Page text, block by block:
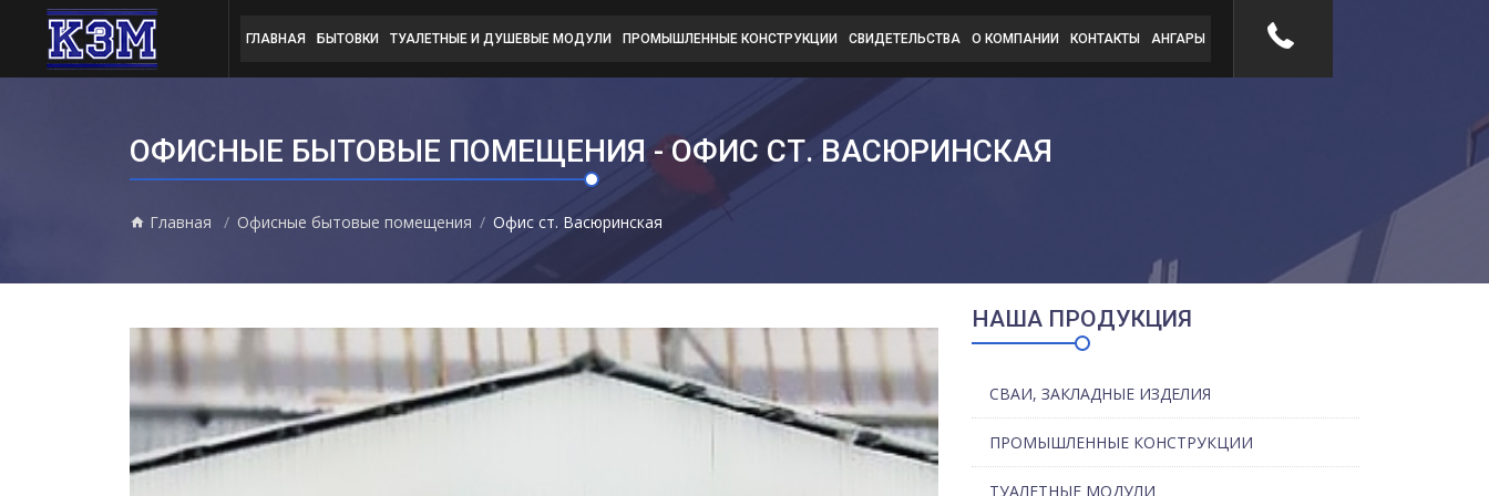
ГЛАВНАЯ БЫТОВКИ ТУАЛЕТНЫЕ И ДУШЕВЫЕ МОДУЛИ ПРОМЫШЛЕННЫЕ КОНСТРУКЦИИ СВИДЕТЕЛЬСТВА О КОМПАНИИ КОНТАКТЫ АНГАРЫ
ОФИСНЫЕ БЫТОВЫЕ ПОМЕЩЕНИЯ - ОФИС СТ. ВАСЮРИНСКАЯ
Главная Офисные бытовые помещения Офис ст. Васюринская
НАША ПРОДУКЦИЯ
СВАИ, ЗАКЛАДНЫЕ ИЗДЕЛИЯ
ПРОМЫШЛЕННЫЕ КОНСТРУКЦИИ
ТУАЛЕТНЫЕ МОДУЛИ